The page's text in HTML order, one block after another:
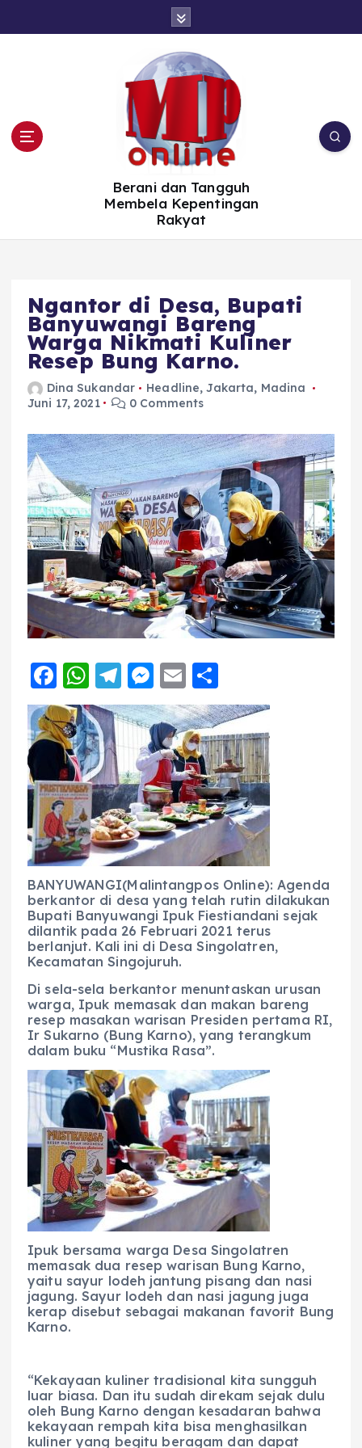
Berani dan Tangguh
Membela Kepentingan
Rakyat
Ngantor di Desa, Bupati
Banyuwangi Bareng
Warga Nikmati Kuliner
Resep Bung Karno.
Dina Sukandar Headline,Jakarta, Madina
Juni 17, 2021
0 Comments
F
a
c
e
b
o
o
k
W
h
a
ts
A
p
p
T
el
e
g
r
a
m
M
e
ss
e
n
g
er
E
m
ai
l
h
a
re
BANYUWANGI(Malintangpos Online): Agenda
berkantor di desa yang telah rutin dilakukan
Bupati Banyuwangi Ipuk Fiestiandani sejak
dilantik pada 26 Februari 2021 terus
berlanjut. Kali ini di Desa Singolatren,
Kecamatan Singojuruh.
Di sela-sela berkantor menuntaskan urusan
warga, Ipuk memasak dan makan bareng
resep masakan warisan Presiden pertama RI,
Ir Sukarno (Bung Karno), yang terangkum
dalam buku “Mustika Rasa”.
Ipuk bersama warga Desa Singolatren
memasak dua resep warisan Bung Karno,
yaitu sayur lodeh jantung pisang dan nasi
jagung. Sayur lodeh dan nasi jagung juga
kerap disebut sebagai makanan favorit Bung
Karno.
“Kekayaan kuliner tradisional kita sungguh
luar biasa. Dan itu sudah direkam sejak dulu
oleh Bung Karno dengan kesadaran bahwa
kekayaan rempah kita bisa menghasilkan
kuliner yang begitu beragam dan dapat